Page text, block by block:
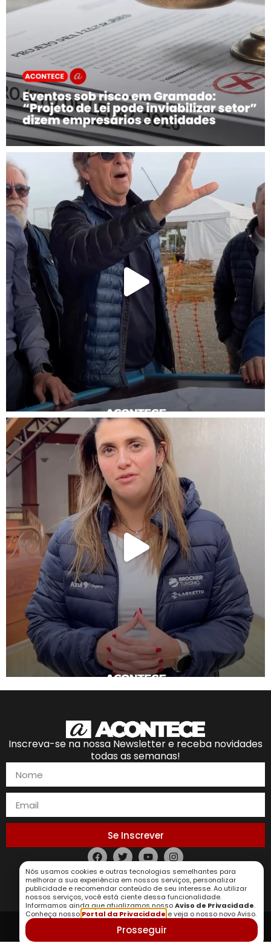
Inscreva-se na nossa Newsletter e receba novidades
todas as semanas!
Se Inscrever
Política de Privacidade
Nós usamos cookies e outras tecnologias semelhantes para
melhorar a sua experiência em nossos serviços, personalizar
publicidade e recomendar conteúdo de seu interesse. Ao utilizar
nossos serviços, você está ciente dessa funcionalidade.
Informamos ainda que atualizamos nossoAviso de Privacidade.
Conheça nosso Portal da Privacidade e veja o nosso novo Aviso.
Prosseguir